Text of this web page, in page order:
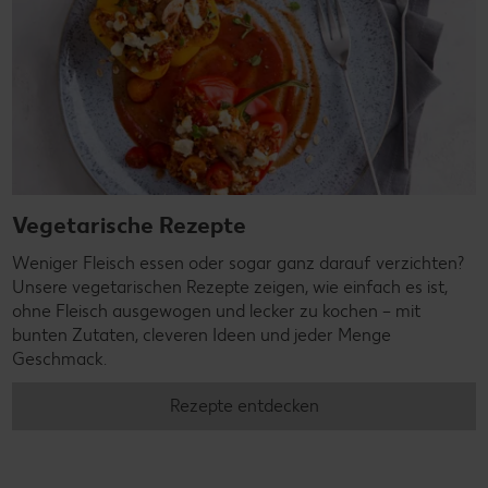
Vegetarische Rezepte
Weniger Fleisch essen oder sogar ganz darauf verzichten?
Unsere vegetarischen Rezepte zeigen, wie einfach es ist,
ohne Fleisch ausgewogen und lecker zu kochen – mit
bunten Zutaten, cleveren Ideen und jeder Menge
Geschmack.
Rezepte entdecken